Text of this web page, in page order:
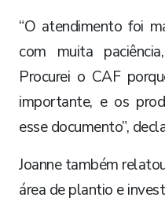
“O atendimento foi
com muita
Procurei o CAF
importante, e os
esse documento”,
Joanne também
área de plantio e